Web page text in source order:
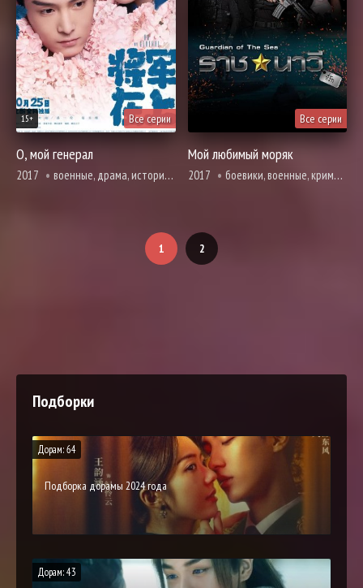
Все серии
15+
О, мой генерал
2017 военные, драма, история, комедия, мелодрама, романтика
Все серии
Мой любимый моряк
2017 боевики, военные, криминал, романтика
1 2
Подборки
Дорам: 64
Подборка дорамы 2024 года
Дорам: 43